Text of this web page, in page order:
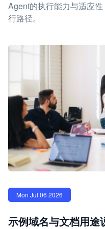
Agent的执行能力与适应
行路径。
Mon Jul 06 2026
示例域名与文档用途